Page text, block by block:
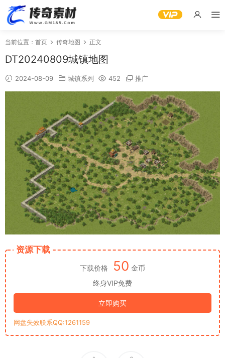
当前位置： 首页 传奇地图 正文
DT20240809城镇地图
2024-08-09 城镇系列 452 推广
资源下载
下载价格 50 金币
终身VIP免费
立即购买
网盘失效联系QQ:1261159